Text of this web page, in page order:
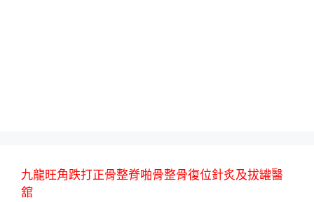
九龍旺角跌打正骨整脊啪骨整骨復位針炙及拔罐醫
舘